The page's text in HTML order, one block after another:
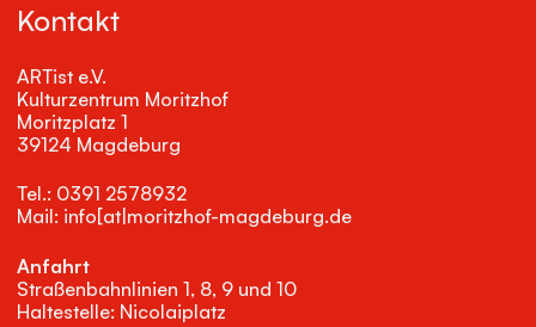
Kontakt
ARTist e.V.
Kulturzentrum Moritzhof
Moritzplatz 1
39124 Magdeburg
Tel.: 0391 2578932
Mail: info[at|moritzhof-magdeburg.de
Anfahrt
Straßenbahnlinien 1, 8, 9 und 10
Haltestelle: Nicolaiplatz